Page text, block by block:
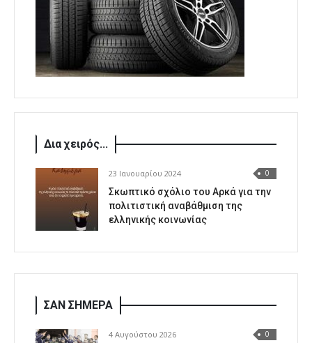
Δια χειρός...
23 Ιανουαρίου 2024 0
Σκωπτικό σχόλιο του Αρκά για την
πολιτιστική αναβάθμιση της
ελληνικής κοινωνίας
ΣΑΝ ΣΗΜΕΡΑ
4 Αυγούστου 2026 0